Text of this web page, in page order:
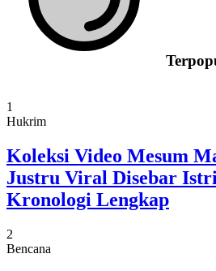
1
Hukrim
Koleksi Video Mesum
Justru Viral Disebar
Kronologi Lengkap
2
Bencana